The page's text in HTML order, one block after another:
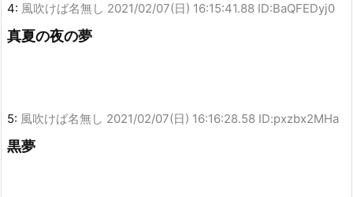
4: 風吹けば名無し 2021/02/07(日) 16:15:41.88 ID:BaQFEDyj0
真夏の夜の夢
5: 風吹けば名無し 2021/02/07(日) 16:16:28.58 ID:pxzbx2MHa
黒夢